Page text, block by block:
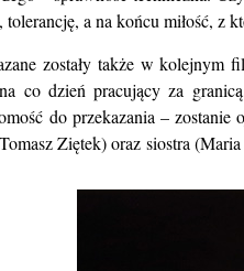
a na końcu miłość, z
zostały także w kolejnym
co dzień pracujący za
do przekazania –
Ziętek) oraz siostra